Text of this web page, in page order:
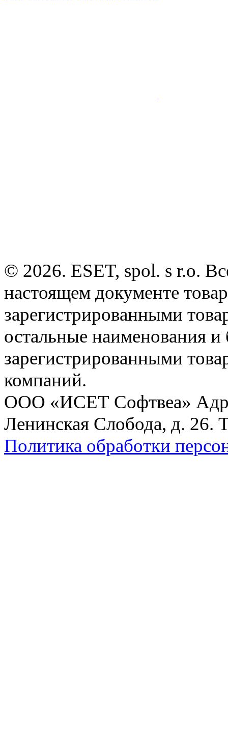
© 2026. ESET, spol. s r.o.
настоящем документе
зарегистрированными
остальные наименования
зарегистрированными
компаний.
ООО «ИСЕТ Софтвеа»
Ленинская Слобода, д. 26.
Политика обработки